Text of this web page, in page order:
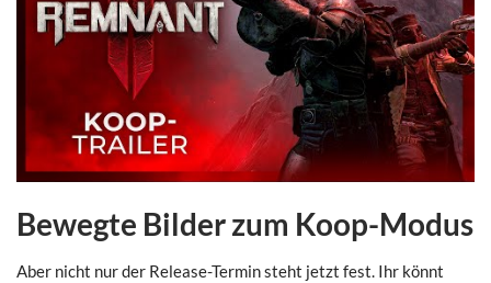
Bewegte Bilder zum Koop-Modus
Aber nicht nur der Release-Termin steht jetzt fest. Ihr könnt